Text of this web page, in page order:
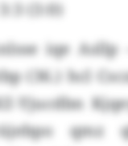
(3:0)
iqe Asllp
(36.) hcl
Yjucdbn